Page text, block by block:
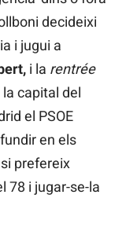
decideixi
i jugui a
i la rentrée
capital del
el PSOE
en els
prefereix
78 i jugar-se-la